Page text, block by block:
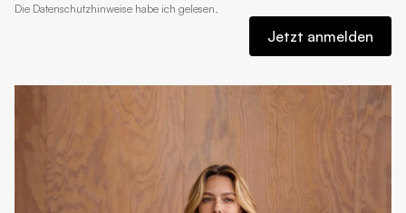
Die Datenschutzhinweise habe ich gelesen.
Jetzt anmelden